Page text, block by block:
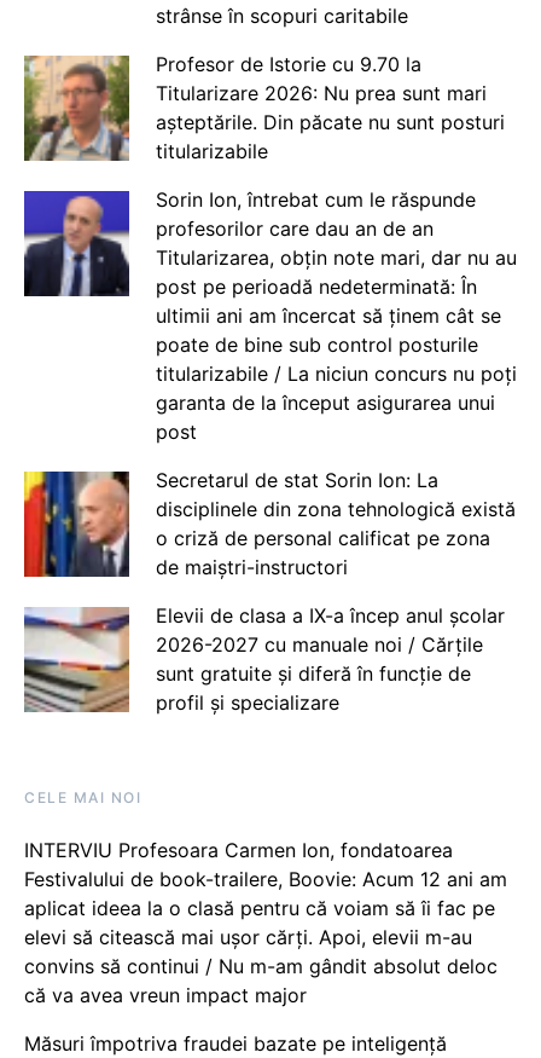
strânse în scopuri caritabile
Profesor de Istorie cu 9.70 la
Titularizare 2026: Nu prea sunt mari
așteptările. Din păcate nu sunt posturi
titularizabile
Sorin Ion, întrebat cum le răspunde
profesorilor care dau an de an
Titularizarea, obțin note mari, dar nu au
post pe perioadă nedeterminată: În
ultimii ani am încercat să ținem cât se
poate de bine sub control posturile
titularizabile / La niciun concurs nu poți
garanta de la început asigurarea unui
post
Secretarul de stat Sorin Ion: La
disciplinele din zona tehnologică există
o criză de personal calificat pe zona
de maiștri-instructori
Elevii de clasa a IX-a încep anul școlar
2026-2027 cu manuale noi / Cărțile
sunt gratuite și diferă în funcție de
profil și specializare
CELE MAI NOI
INTERVIU Profesoara Carmen Ion, fondatoarea
Festivalului de book-trailere, Boovie: Acum 12 ani am
aplicat ideea la o clasă pentru că voiam să îi fac pe
elevi să citească mai ușor cărți. Apoi, elevii m-au
convins să continui / Nu m-am gândit absolut deloc
că va avea vreun impact major
Măsuri împotriva fraudei bazate pe inteligență